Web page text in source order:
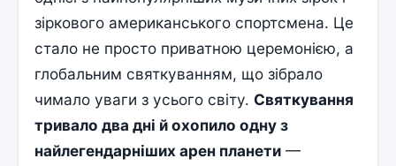
зіркового американського спортсмена. Це
стало не просто приватною церемонією, а
глобальним святкуванням, що зібрало
чимало уваги з усього світу. Святкування
тривало два дні й охопило одну з
найлегендарніших арен планети —